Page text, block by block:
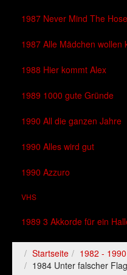
1987 Never Mind The
1987 Alle Mädchen wollen
1988 Hier kommt Alex
1989 1000 gute Gründe
1990 All die ganzen Jahre
1990 Alles wird gut
1990 Azzuro
VHS
1989 3 Akkorde für ein
Startseite 1982 - 1990
1984 Unter falscher